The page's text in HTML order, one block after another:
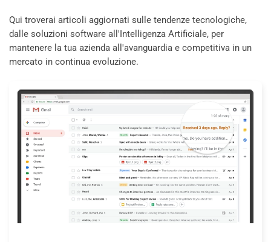
Qui troverai articoli aggiornati sulle tendenze tecnologiche,
dalle soluzioni software all'Intelligenza Artificiale, per
mantenere la tua azienda all'avanguardia e competitiva in un
mercato in continua evoluzione.